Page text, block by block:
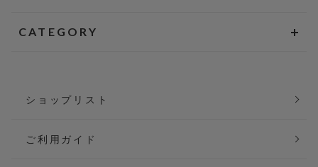
CATEGORY
ショップリスト
ご利用ガイド